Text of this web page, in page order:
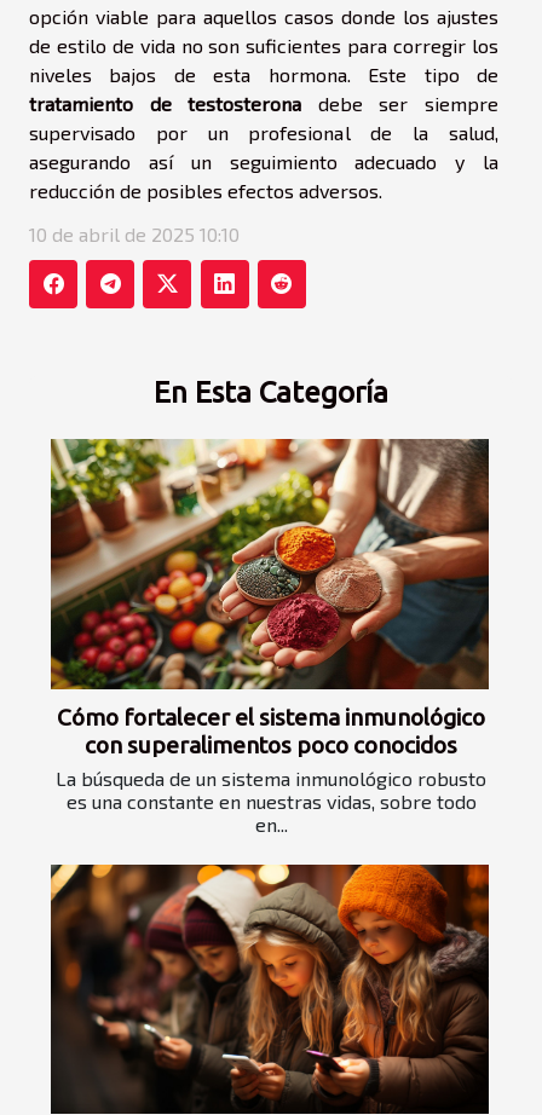
opción viable para aquellos casos donde los ajustes
de estilo de vida no son suficientes para corregir los
niveles bajos de esta hormona. Este tipo de
tratamiento de testosterona debe ser siempre
supervisado por un profesional de la salud,
asegurando así un seguimiento adecuado y la
reducción de posibles efectos adversos.
10 de abril de 2025 10:10
En Esta Categoría
Cómo fortalecer el sistema inmunológico
con superalimentos poco conocidos
La búsqueda de un sistema inmunológico robusto
es una constante en nuestras vidas, sobre todo
en...